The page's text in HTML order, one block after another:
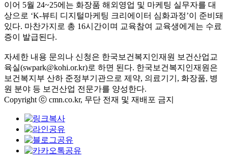
이어 5월 24~25에는 화장품 해외영업 및 마케팅 실무자를 대
상으로 ‘K-뷰티 디지털마케팅 크리에이터 심화과정’이 준비돼
있다. 마찬가지로 총 16시간이며 교육참여 교육생에게는 수료
증이 발급된다.
자세한 내용 문의나 신청은 한국보건복지인재원 보건산업교
육실(swpark@kohi.or.kr)로 하면 된다. 한국보건복지인재원은
보건복지부 산하 준정부기관으로 제약, 의료기기 , 화장품, 병
원 분야 등 보건산업 전문가를 양성한다.
Copyright ⓒ cmn.co.kr, 무단 전재 및 재배포 금지